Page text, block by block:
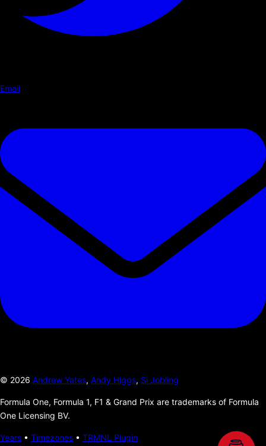
Email
© 2026 Andrew Yates, Andy Higgs, Si Jobling
Formula One, Formula 1, F1 & Grand Prix are trademarks of Formula
One Licensing BV.
Years • Timezones • TRMNL Plugin